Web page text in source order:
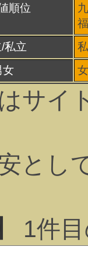
順位
私立
女
サイ
とし
1件